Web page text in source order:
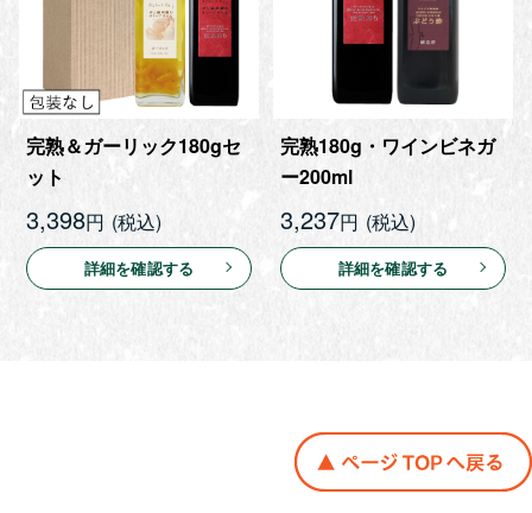
完熟＆ガーリック180gセ
ット
3,398円
詳細を確認する
完熟180g・ワインビネガ
ー200ml
3,237円
詳細を確認する